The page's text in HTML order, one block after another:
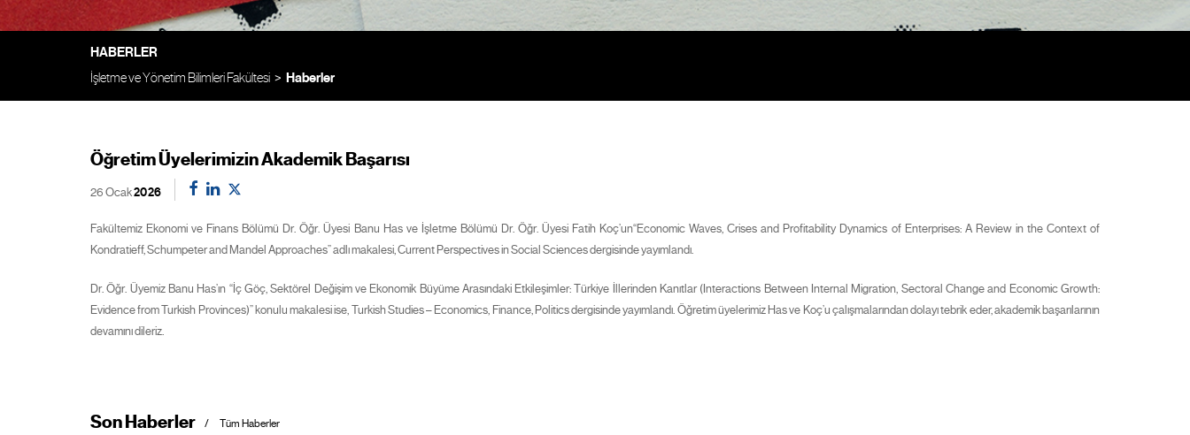
HABERLER
İşletme ve Yönetim Bilimleri Fakültesi Haberler
Öğretim Üyelerimizin Akademik Başarısı
26 Ocak2026
Fakültemiz Ekonomi ve Finans Bölümü Dr. Öğr. Üyesi Banu Has ve İşletme Bölümü Dr. Öğr. Üyesi Fatih Koç’un“Economic Waves, Crises and Profitability Dynamics of Enterprises: A Review in the Context of
Kondratieff, Schumpeter and Mandel Approaches” adlı makalesi, Current Perspectives in Social Sciences dergisinde yayımlandı.
Dr. Öğr. Üyemiz Banu Has’ın “İç Göç, Sektörel Değişim ve Ekonomik Büyüme Arasındaki Etkileşimler: Türkiye İllerinden Kanıtlar (Interactions Between Internal Migration, Sectoral Change and Economic Growth:
Evidence from Turkish Provinces)” konulu makalesi ise, Turkish Studies – Economics, Finance, Politics dergisinde yayımlandı. Öğretim üyelerimiz Has ve Koç’u çalışmalarından dolayı tebrik eder, akademik başarılarının
devamını dileriz.
Son Haberler Tüm Haberler